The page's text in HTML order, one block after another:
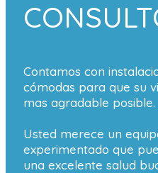
Contamos con
cómodas para que su
mas agradable posible.
Usted merece un
experimentado que
una excelente salud